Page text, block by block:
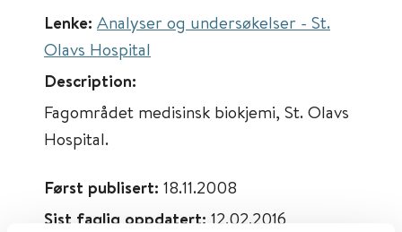
Lenke: Analyser og undersøkelser - St.
Olavs Hospital
Description:
Fagområdet medisinsk biokjemi, St. Olavs
Hospital.
Først publisert: 18.11.2008
Sist faglig oppdatert: 12.02.2016